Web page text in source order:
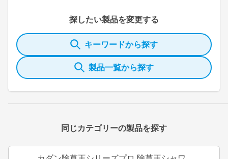
探したい製品を変更する
キーワードから探す
製品一覧から探す
同じカテゴリーの製品を探す